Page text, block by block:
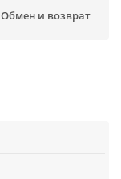
Обмен и возврат